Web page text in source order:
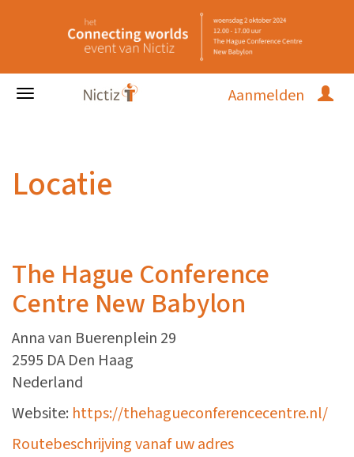
Aanmelden
Locatie
The Hague Conference
Centre New Babylon
Anna van Buerenplein 29
2595 DA Den Haag
Nederland
Website: https://thehagueconferencecentre.nl/
Routebeschrijving vanaf uw adres